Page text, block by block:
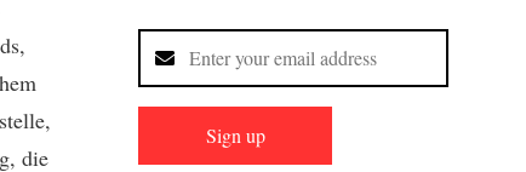
die
Sign up